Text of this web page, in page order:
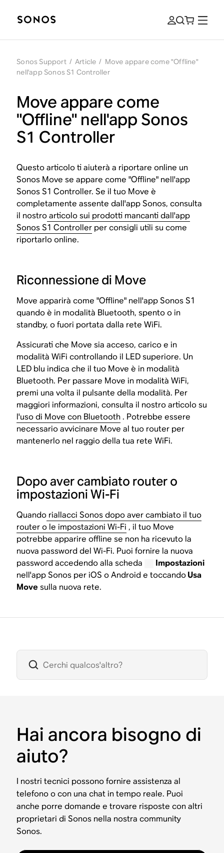
Sonos Support / Article / Move appare come "Offline"
nell'app Sonos S1 Controller
Move appare come
"Offline" nell'app Sonos
S1 Controller
Questo articolo ti aiuterà a riportare online un
Sonos Move se appare come "Offline" nell'app
Sonos S1 Controller. Se il tuo Move è
completamente assente dall'app Sonos, consulta
il nostroarticolo sui prodotti mancanti dall'app
Sonos S1 Controller per consigli utili su come
riportarlo online.
Riconnessione di Move
Move apparirà come "Offline" nell'app Sonos S1
quando è in modalità Bluetooth, spento o in
standby, o fuori portata dalla rete WiFi.
Assicurati che Move sia acceso, carico e in
modalità WiFi controllando il LED superiore. Un
LED blu indica che il tuo Move è in modalità
Bluetooth. Per passare Move in modalità WiFi,
premi una volta il pulsante della modalità. Per
maggiori informazioni, consulta il nostro articolo su
l'uso di Move con Bluetooth. Potrebbe essere
necessario avvicinare Move al tuo router per
mantenerlo nel raggio della tua rete WiFi.
Dopo aver cambiato router o
impostazioni Wi-Fi
Quando riallacci Sonos dopo aver cambiato il tuo
router o le impostazioni Wi-Fi , il tuo Move
potrebbe apparire offline se non ha ricevuto la
nuova password del Wi-Fi. Puoi fornire la nuova
password accedendo alla scheda
Impostazioni
nell'app Sonos per iOS o Android e toccandoUsa
Move sulla nuova rete.
Hai ancora bisogno di
aiuto?
I nostri tecnici possono fornire assistenza al
telefono o con una chat in tempo reale. Puoi
anche porre domande e trovare risposte con altri
proprietari di Sonos nella nostra community
Sonos.